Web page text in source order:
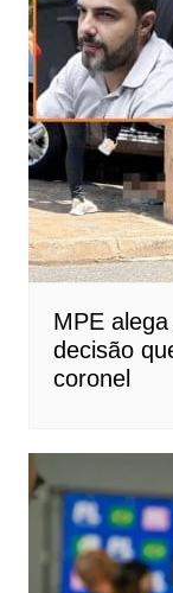
MPE
decisão
coronel